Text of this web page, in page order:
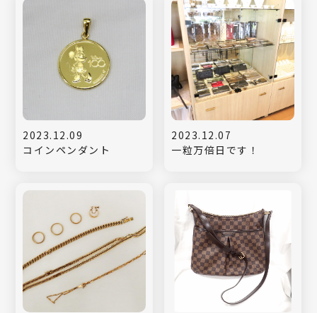
2023.12.09
コインペンダント
2023.12.07
一粒万倍日です！